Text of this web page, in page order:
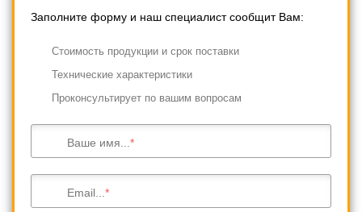
Заполните форму и наш специалист сообщит Вам:
Cтоимость продукции и срок поставки
Технические характеристики
Проконсультирует по вашим вопросам
Ваше имя...
Email...